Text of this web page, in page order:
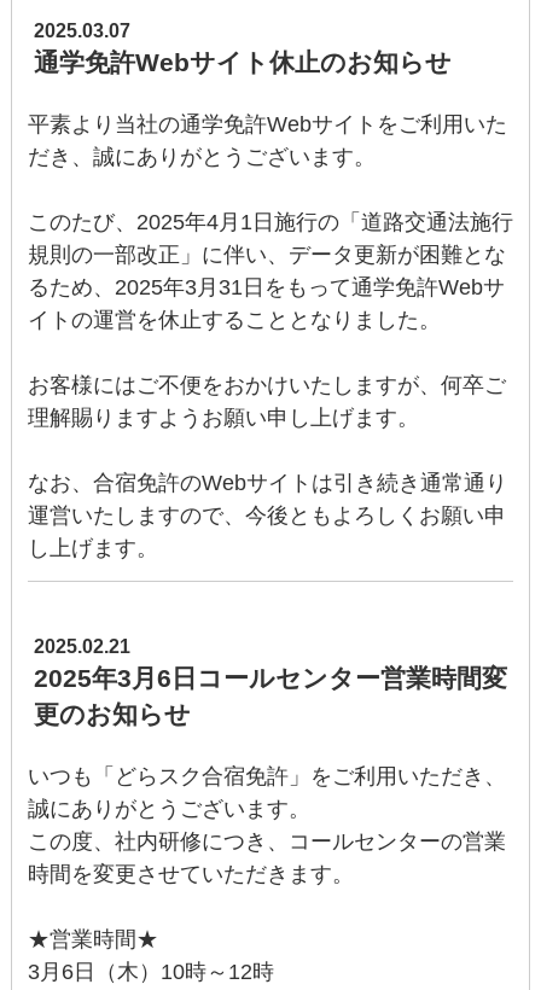
2025.03.07
通学免許Webサイト休止のお知らせ
平素より当社の通学免許Webサイトをご利用いた
だき、誠にありがとうございます。
このたび、2025年4月1日施行の「道路交通法施行
規則の一部改正」に伴い、データ更新が困難とな
るため、2025年3月31日をもって通学免許Webサ
イトの運営を休止することとなりました。
お客様にはご不便をおかけいたしますが、何卒ご
理解賜りますようお願い申し上げます。
なお、合宿免許のWebサイトは引き続き通常通り
運営いたしますので、今後ともよろしくお願い申
し上げます。
2025.02.21
2025年3月6日コールセンター営業時間変
更のお知らせ
いつも「どらスク合宿免許」をご利用いただき、
誠にありがとうございます。
この度、社内研修につき、コールセンターの営業
時間を変更させていただきます。
★営業時間★
3月6日（木）10時～12時